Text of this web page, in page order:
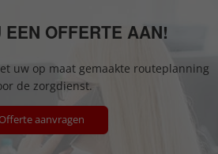
EEN OFFERTE AAN!
uw op maat gemaakte routeplanning
de zorgdienst.
Offerte aanvragen